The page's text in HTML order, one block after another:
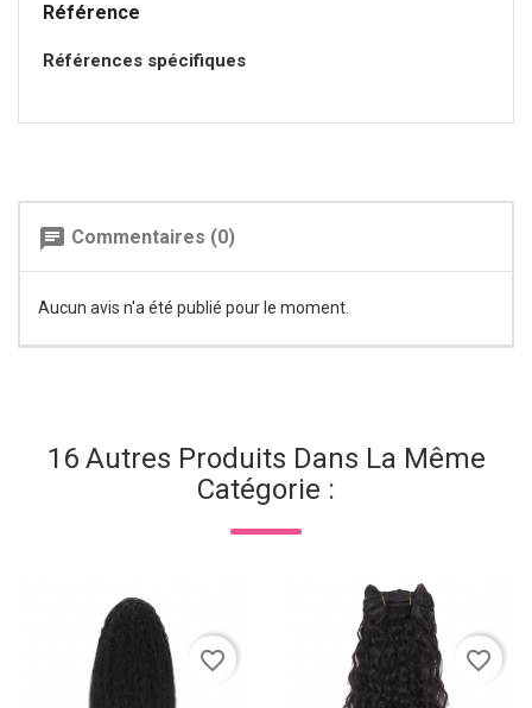
Référence
Références spécifiques
chat Commentaires (0)
Aucun avis n'a été publié pour le moment.
16 Autres Produits Dans La Même
Catégorie :
favorite_border favorite_border